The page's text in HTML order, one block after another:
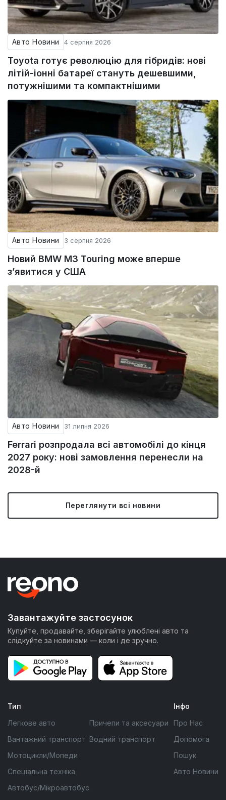
Авто Новини 4 серпня 2026
Toyota готує революцію для гібридів: нові
літій-іонні батареї стануть дешевшими,
потужнішими та компактнішими
Авто Новини 3 серпня 2026
Новий BMW M3 Touring може вперше
з’явитися у США
Авто Новини 31 липня 2026
Ferrari розпродала всі автомобілі до кінця
2027 року: нові замовлення перенесли на
2028-й
Переглянути всі новини
Завантажуйте застосунок
Купуйте, продавайте, зберігайте улюблені авто та
слідкуйте за новинами — коли і де зручно.
Тип
Легкове авто
Вантажний транспорт
Мотоцикли/Мопеди
Спеціальна техніка
Автобус/Мікроавтобус
Причепи та аксесуари
Водний транспорт
Інфо
Про Нас
Допомога
Пошук
Авто Новини